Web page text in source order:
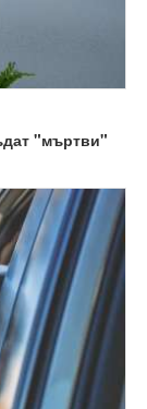
"мъртви"